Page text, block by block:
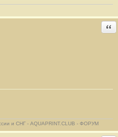
и СНГ - AQUAPRINT.CLUB - ФОРУМ